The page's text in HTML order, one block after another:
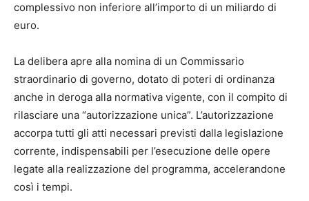
complessivo non inferiore all’importo di un miliardo di
euro.
La delibera apre alla nomina di un Commissario
straordinario di governo, dotato di poteri di ordinanza
anche in deroga alla normativa vigente, con il compito di
rilasciare una “autorizzazione unica”. L’autorizzazione
accorpa tutti gli atti necessari previsti dalla legislazione
corrente, indispensabili per l’esecuzione delle opere
legate alla realizzazione del programma, accelerandone
così i tempi.